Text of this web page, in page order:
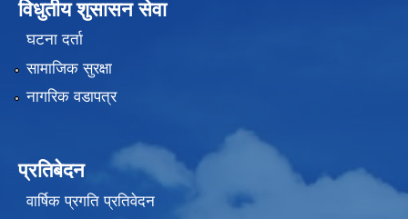
विधुतीय शुसासन सेवा
घटना दर्ता
सामाजिक सुरक्षा
नागरिक वडापत्र
प्रतिबेदन
वार्षिक प्रगति प्रतिवेदन